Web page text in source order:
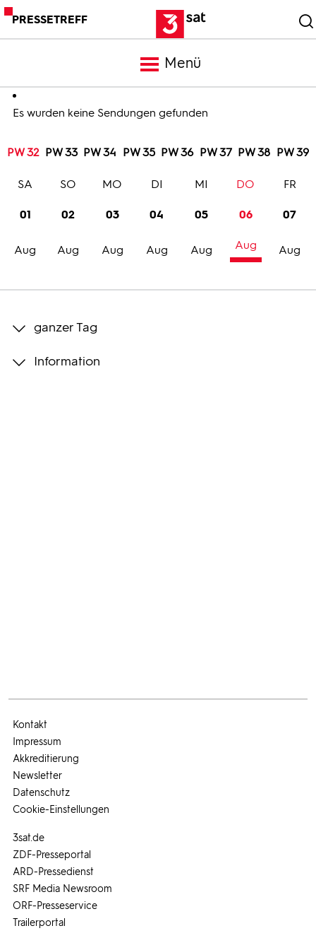
PRESSETREFF
Menü
Meldungen
Programm
Trailer
Bilder
Es wurden keine Sendungen gefunden
PW 32 PW 33 PW 34 PW 35 PW 36 PW 37 PW 38 PW 39
01
Aug
SA
02
Aug
SO
03
Aug
MO
04
Aug
DI
05
Aug
MI
06
Aug
DO
07
Aug
FR
ganzer Tag
Information
3sat.de
ZDF-Presseportal
ARD-Pressedienst
SRF Media Newsroom
ORF-Presseservice
Trailerportal
Kontakt
Impressum
Akkreditierung
Newsletter
Datenschutz
Cookie-Einstellungen